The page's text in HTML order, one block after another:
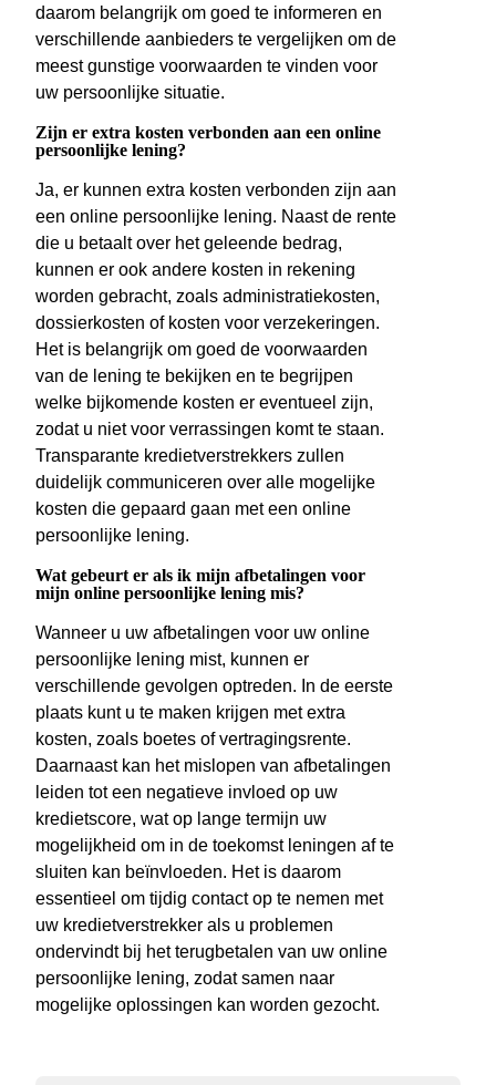
daarom belangrijk om goed te informeren en
verschillende aanbieders te vergelijken om de
meest gunstige voorwaarden te vinden voor
uw persoonlijke situatie.
Zijn er extra kosten verbonden aan een online
persoonlijke lening?
Ja, er kunnen extra kosten verbonden zijn aan
een online persoonlijke lening. Naast de rente
die u betaalt over het geleende bedrag,
kunnen er ook andere kosten in rekening
worden gebracht, zoals administratiekosten,
dossierkosten of kosten voor verzekeringen.
Het is belangrijk om goed de voorwaarden
van de lening te bekijken en te begrijpen
welke bijkomende kosten er eventueel zijn,
zodat u niet voor verrassingen komt te staan.
Transparante kredietverstrekkers zullen
duidelijk communiceren over alle mogelijke
kosten die gepaard gaan met een online
persoonlijke lening.
Wat gebeurt er als ik mijn afbetalingen voor
mijn online persoonlijke lening mis?
Wanneer u uw afbetalingen voor uw online
persoonlijke lening mist, kunnen er
verschillende gevolgen optreden. In de eerste
plaats kunt u te maken krijgen met extra
kosten, zoals boetes of vertragingsrente.
Daarnaast kan het mislopen van afbetalingen
leiden tot een negatieve invloed op uw
kredietscore, wat op lange termijn uw
mogelijkheid om in de toekomst leningen af te
sluiten kan beïnvloeden. Het is daarom
essentieel om tijdig contact op te nemen met
uw kredietverstrekker als u problemen
ondervindt bij het terugbetalen van uw online
persoonlijke lening, zodat samen naar
mogelijke oplossingen kan worden gezocht.